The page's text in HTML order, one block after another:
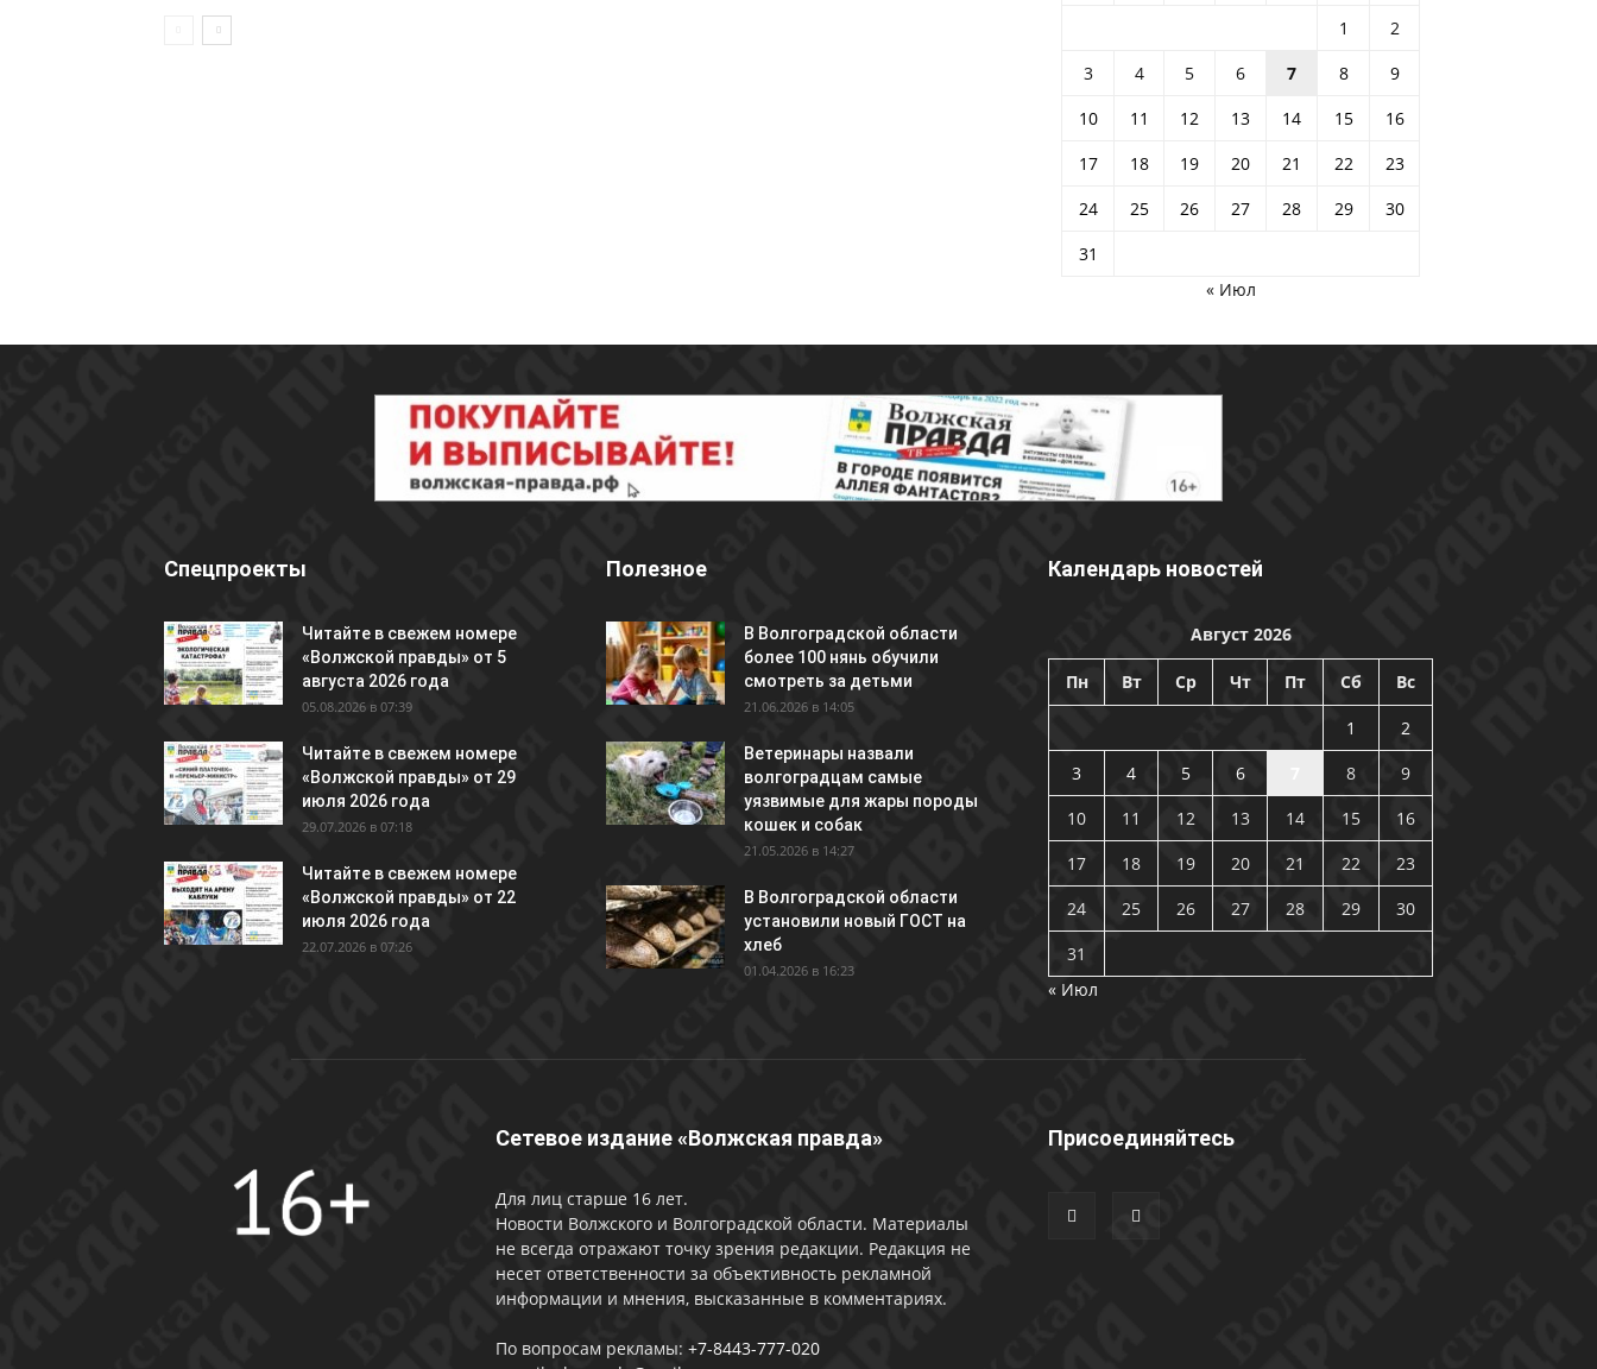
1
2
3
4 5 6 7 8
9
10
11 12 13 14 15
16
17
18 19 20 21 22
23
24
25 26 27 28 29
30
31
« Июл
Спецпроекты
Читайте в свежем номере
«Волжской правды» от 5
августа 2026 года
05.08.2026 в 07:39
Читайте в свежем номере
«Волжской правды» от 29
июля 2026 года
29.07.2026 в 07:18
Читайте в свежем номере
«Волжской правды» от 22
июля 2026 года
22.07.2026 в 07:26
Полезное
В Волгоградской области
более 100 нянь обучили
смотреть за детьми
21.06.2026 в 14:05
Ветеринары назвали
волгоградцам самые
уязвимые для жары породы
кошек и собак
21.05.2026 в 14:27
В Волгоградской области
установили новый ГОСТ на
хлеб
01.04.2026 в 16:23
Календарь новостей
Август 2026
Пн Вт Ср Чт Пт Сб Вс
1
2
3
4 5 6 8
9
10
11 12 13 14 15
16
17
18 19 20 21 22
23
24
25 26 27 28 29
30
31
« Июл
Сетевое издание «Волжская правда»
Для лиц старше 16 лет.
Новости Волжского и Волгоградской области. Материалы
не всегда отражают точку зрения редакции. Редакция не
несет ответственности за объективность рекламной
информации и мнения, высказанные в комментариях.
По вопросам рекламы: +7-8443-777-020
Присоединяйтесь